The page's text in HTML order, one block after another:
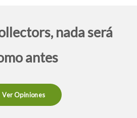
nada será
antes
Ver Opiniones